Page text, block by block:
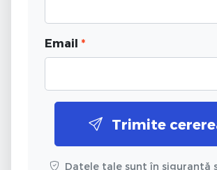
Email *
Trimite
Datele tale sunt în siguranță